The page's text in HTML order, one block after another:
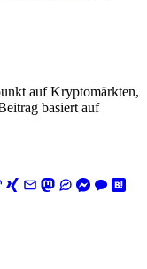
auf Kryptomärkten,
basiert auf